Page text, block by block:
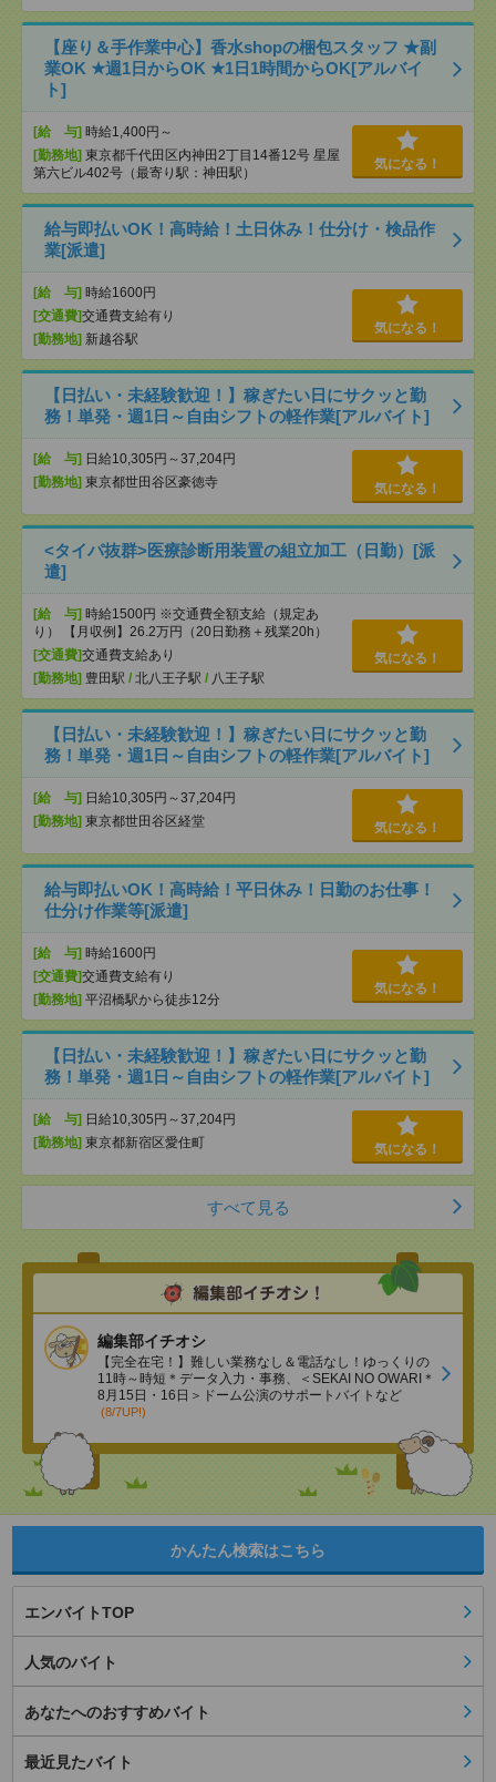
【座り＆手作業中心】香水shopの梱包スタッフ ★副
業OK ★週1日からOK ★1日1時間からOK[アルバイ
ト]
[給 与] 時給1,400円～
[勤務地] 東京都千代田区内神田2丁目14番12号 星屋
第六ビル402号（最寄り駅：神田駅）
気になる！
給与即払いOK！高時給！土日休み！仕分け・検品作
業[派遣]
[給 与] 時給1600円
[交通費]交通費支給有り
[勤務地] 新越谷駅
気になる！
【日払い・未経験歓迎！】稼ぎたい日にサクッと勤
務！単発・週1日～自由シフトの軽作業[アルバイト]
[給 与] 日給10,305円～37,204円
[勤務地] 東京都世田谷区豪徳寺 気になる！
<タイパ抜群>医療診断用装置の組立加工（日勤）[派
遣]
[給 与] 時給1500円 ※交通費全額支給（規定あ
り） 【月収例】26.2万円（20日勤務＋残業20h）
[交通費]交通費支給あり
[勤務地] 豊田駅 / 北八王子駅 / 八王子駅
気になる！
【日払い・未経験歓迎！】稼ぎたい日にサクッと勤
務！単発・週1日～自由シフトの軽作業[アルバイト]
[給 与] 日給10,305円～37,204円
[勤務地] 東京都世田谷区経堂 気になる！
給与即払いOK！高時給！平日休み！日勤のお仕事！
仕分け作業等[派遣]
[給 与] 時給1600円
[交通費]交通費支給有り
[勤務地] 平沼橋駅から徒歩12分
気になる！
【日払い・未経験歓迎！】稼ぎたい日にサクッと勤
務！単発・週1日～自由シフトの軽作業[アルバイト]
[給 与] 日給10,305円～37,204円
[勤務地] 東京都新宿区愛住町 気になる！
すべて見る
編集部イチオシ
【完全在宅！】難しい業務なし＆電話なし！ゆっくりの
11時～時短＊データ入力・事務、＜SEKAI NO OWARI＊
8月15日・16日＞ドーム公演のサポートバイトなど
(8/7UP!)
かんたん検索はこちら
エンバイトTOP
人気のバイト
あなたへのおすすめバイト
最近見たバイト